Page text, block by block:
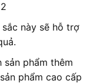
này sẽ hỗ trợ
phẩm thêm
phẩm cao cấp